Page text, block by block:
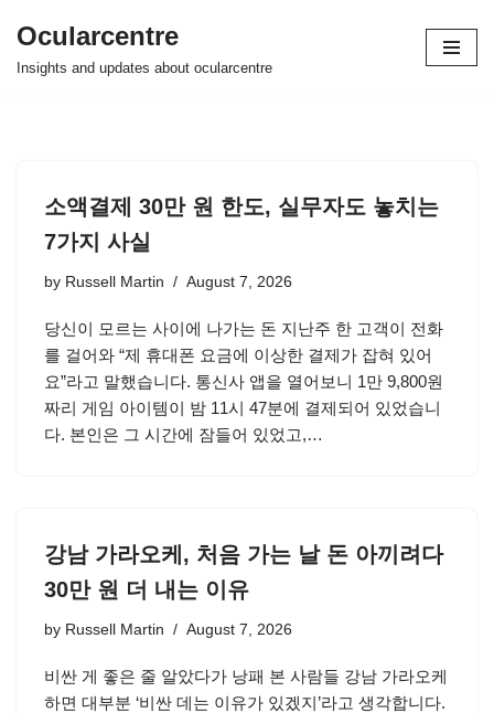
Skip
Ocularcentre
Insights and updates about ocularcentre
소액결제 30만 원 한도, 실무자도 놓치는
7가지 사실
by Russell Martin August 7, 2026
당신이 모르는 사이에 나가는 돈 지난주 한 고객이 전화
를 걸어와 “제 휴대폰 요금에 이상한 결제가 잡혀 있어
요”라고 말했습니다. 통신사 앱을 열어보니 1만 9,800원
짜리 게임 아이템이 밤 11시 47분에 결제되어 있었습니
다. 본인은 그 시간에 잠들어 있었고,…
강남 가라오케, 처음 가는 날 돈 아끼려다
30만 원 더 내는 이유
by Russell Martin August 7, 2026
비싼 게 좋은 줄 알았다가 낭패 본 사람들 강남 가라오케
하면 대부분 ‘비싼 데는 이유가 있겠지’라고 생각합니다.